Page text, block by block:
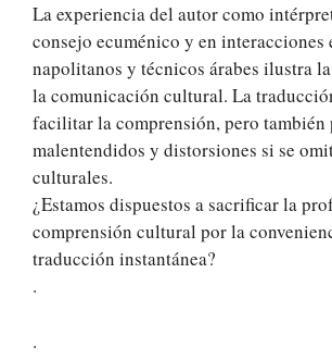
La experiencia del autor como
consejo ecuménico y en interacciones
napolitanos y técnicos árabes ilustra
la comunicación cultural. La
facilitar la comprensión, pero también
malentendidos y distorsiones si se
culturales.
¿Estamos dispuestos a sacrificar la
comprensión cultural por la
traducción instantánea?
.
.